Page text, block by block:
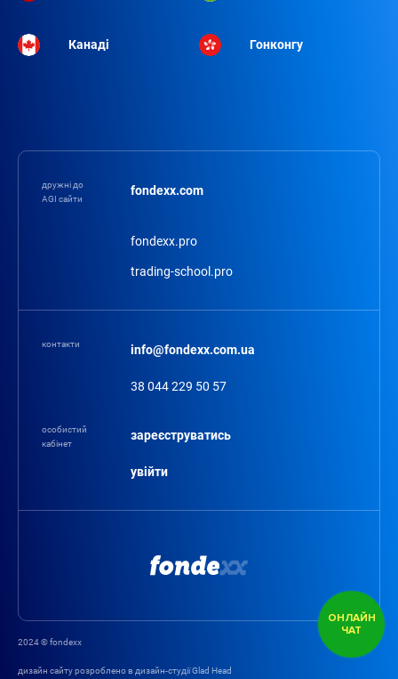
Канаді Гонконгу
дружні до
AGI сайти
fondexx.com
fondexx.pro
trading-school.pro
контакти info@fondexx.com.ua
38 044 229 50 57
особистий
кабінет
зареєструватись
увійти
2024 © fondexx
дизайн сайту розроблено в дизайн-студії Glad Head
ОНЛАЙН
ЧАТ